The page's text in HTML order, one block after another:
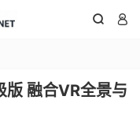
 
融合VR全景与